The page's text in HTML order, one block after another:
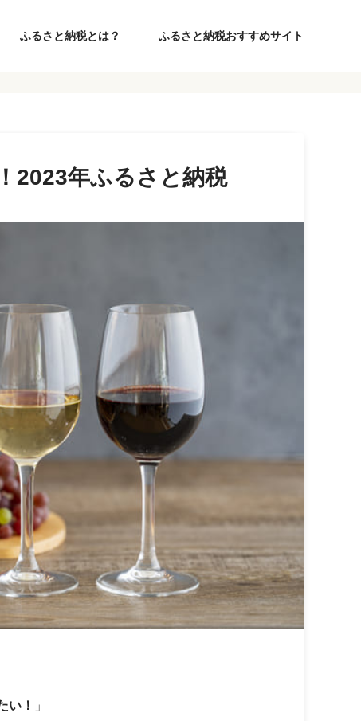
ふるさと納税とは？ ふるさと納税おすすめサイト
2023年ふるさと納税
い！
」